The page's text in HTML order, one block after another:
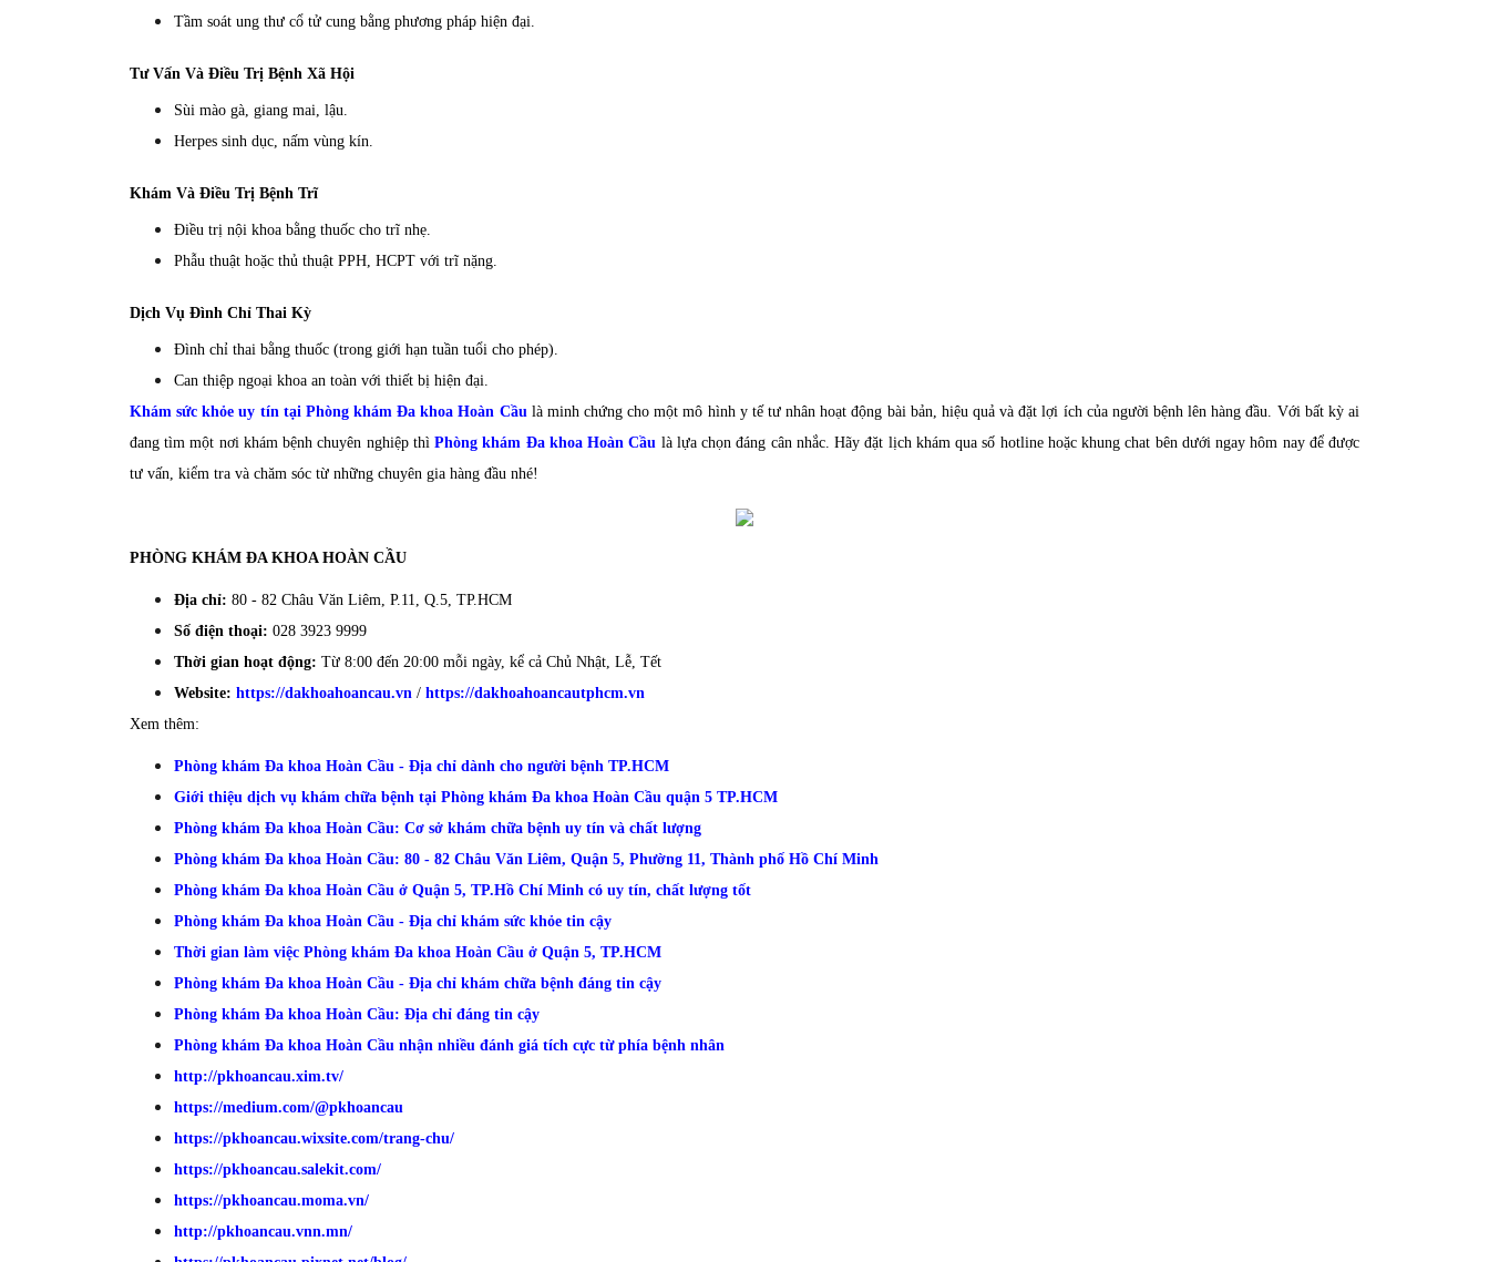
Tầm soát ung thư cổ tử cung bằng phương pháp hiện đại.
Tư Vấn Và Điều Trị Bệnh Xã Hội
Sùi mào gà, giang mai, lậu.
Herpes sinh dục, nấm vùng kín.
Khám Và Điều Trị Bệnh Trĩ
Điều trị nội khoa bằng thuốc cho trĩ nhẹ.
Phẫu thuật hoặc thủ thuật PPH, HCPT với trĩ nặng.
Dịch Vụ Đình Chỉ Thai Kỳ
Đình chỉ thai bằng thuốc (trong giới hạn tuần tuổi cho phép).
Can thiệp ngoại khoa an toàn với thiết bị hiện đại.
Khám sức khỏe uy tín tại Phòng khám Đa khoa Hoàn Cầulà minh chứng cho một mô hình y tế tư nhân hoạt động bài bản, hiệu quả và đặt lợi ích của người bệnh lên hàng đầu. Với bất kỳ ai
đang tìm một nơi khám bệnh chuyên nghiệp thìPhòng khám Đa khoa Hoàn Cầu là lựa chọn đáng cân nhắc. Hãy đặt lịch khám qua số hotline hoặc khung chat bên dưới ngay hôm nay để được
tư vấn, kiểm tra và chăm sóc từ những chuyên gia hàng đầu nhé!
PHÒNG KHÁM ĐA KHOA HOÀN CẦU
Địa chỉ: 80 - 82 Châu Văn Liêm, P.11, Q.5, TP.HCM
Số điện thoại: 028 3923 9999
Thời gian hoạt động: Từ 8:00 đến 20:00 mỗi ngày, kể cả Chủ Nhật, Lễ, Tết
Website: https://dakhoahoancau.vn / https://dakhoahoancautphcm.vn
Xem thêm:
Phòng khám Đa khoa Hoàn Cầu - Địa chỉ dành cho người bệnh TP.HCM
Giới thiệu dịch vụ khám chữa bệnh tại Phòng khám Đa khoa Hoàn Cầu quận 5 TP.HCM
Phòng khám Đa khoa Hoàn Cầu: Cơ sở khám chữa bệnh uy tín và chất lượng
Phòng khám Đa khoa Hoàn Cầu: 80 - 82 Châu Văn Liêm, Quận 5, Phường 11, Thành phố Hồ Chí Minh
Phòng khám Đa khoa Hoàn Cầu ở Quận 5, TP.Hồ Chí Minh có uy tín, chất lượng tốt
Phòng khám Đa khoa Hoàn Cầu - Địa chỉ khám sức khỏe tin cậy
Thời gian làm việc Phòng khám Đa khoa Hoàn Cầu ở Quận 5, TP.HCM
Phòng khám Đa khoa Hoàn Cầu - Địa chỉ khám chữa bệnh đáng tin cậy
Phòng khám Đa khoa Hoàn Cầu: Địa chỉ đáng tin cậy
Phòng khám Đa khoa Hoàn Cầu nhận nhiều đánh giá tích cực từ phía bệnh nhân
http://pkhoancau.xim.tv/
https://medium.com/@pkhoancau
https://pkhoancau.wixsite.com/trang-chu/
https://pkhoancau.salekit.com/
https://pkhoancau.moma.vn/
http://pkhoancau.vnn.mn/